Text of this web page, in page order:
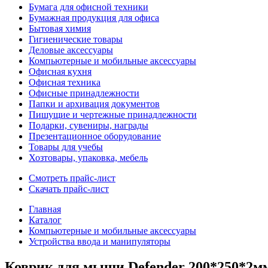
Бумага для офисной техники
Бумажная продукция для офиса
Бытовая химия
Гигиенические товары
Деловые аксессуары
Компьютерные и мобильные аксессуары
Офисная кухня
Офисная техника
Офисные принадлежности
Папки и архивация документов
Пишущие и чертежные принадлежности
Подарки, сувениры, награды
Презентационное оборудование
Товары для учебы
Хозтовары, упаковка, мебель
Смотреть прайс-лист
Скачать прайс-лист
Главная
Каталог
Компьютерные и мобильные аксессуары
Устройства ввода и манипуляторы